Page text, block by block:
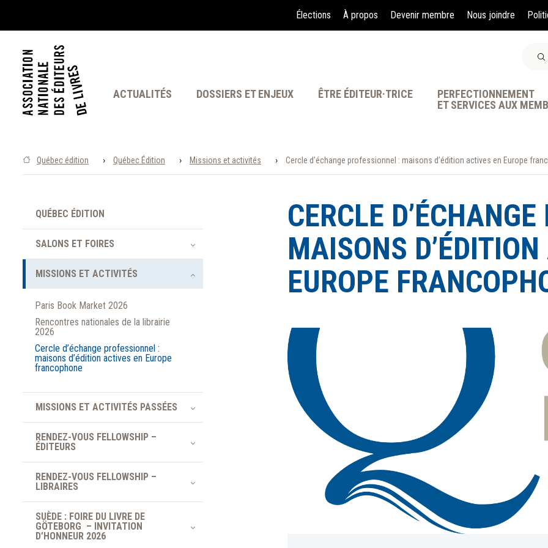
Élections À propos Devenir membre Nous joindre
ACTUALITÉS DOSSIERS ET ENJEUX ÊTRE ÉDITEUR·TRICE
PERFECTIONNEMENT
ET SERVICES AUX
À LA POINTE DE LA
Québec édition › Québec Édition › Missions et activités › Cercle d’échange professionnel : maisons d’édition actives en Europe
CERCLE
MAISONS
EUROPE
QUÉBEC ÉDITION
SALONS ET FOIRES
MISSIONS ET ACTIVITÉS
Paris Book Market 2026
Rencontres nationales de la librairie
2026
Cercle d’échange professionnel :
maisons d’édition actives en Europe
francophone
MISSIONS ET ACTIVITÉS PASSÉES
RENDEZ-VOUS FELLOWSHIP –
ÉDITEURS
RENDEZ-VOUS FELLOWSHIP –
LIBRAIRES
SUÈDE : FOIRE DU LIVRE DE
GÖTEBORG – INVITATION
D’HONNEUR 2026